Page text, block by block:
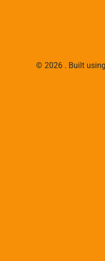
© 2026 . Built